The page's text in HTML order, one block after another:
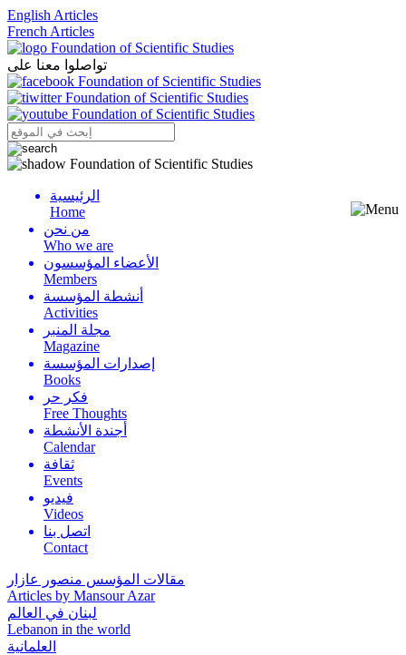
English Articles
French Articles
تواصلوا معنا على
Menu
الرئيسية
Home
من نحن
Who we are
الأعضاء المؤسسون
Members
أنشطة المؤسسة
Activities
مجلة المنبر
Magazine
إصدارات المؤسسة
Books
فكر حر
Free Thoughts
أجندة الأنشطة
Calendar
ثقافة
Events
فيديو
Videos
اتصل بنا
Contact
مقالات المؤسس منصور عازار
Articles by Mansour Azar
لبنان في العالم
Lebanon in the world
العلمانية